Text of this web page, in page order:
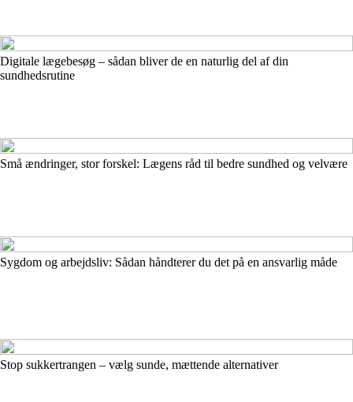
Digitale lægebesøg – sådan bliver de en naturlig del af din
sundhedsrutine
Små ændringer, stor forskel: Lægens råd til bedre sundhed og velvære
Sygdom og arbejdsliv: Sådan håndterer du det på en ansvarlig måde
Stop sukkertrangen – vælg sunde, mættende alternativer